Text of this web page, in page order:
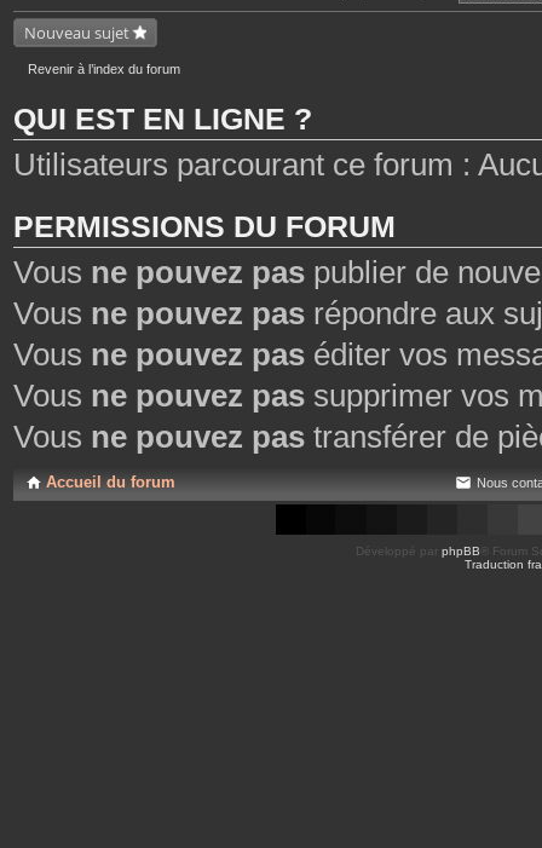
Nouveau sujet
Revenir à l’index du forum
QUI EST EN LIGNE ?
Utilisateurs parcourant ce forum :
PERMISSIONS DU FORUM
Vous ne pouvez pas publier de
Vous ne pouvez pas répondre aux
Vous ne pouvez pas éditer vos
Vous ne pouvez pas supprimer vos
Vous ne pouvez pas transférer de
Accueil du forum Nous
Développé par phpBB ® Forum
Traduction